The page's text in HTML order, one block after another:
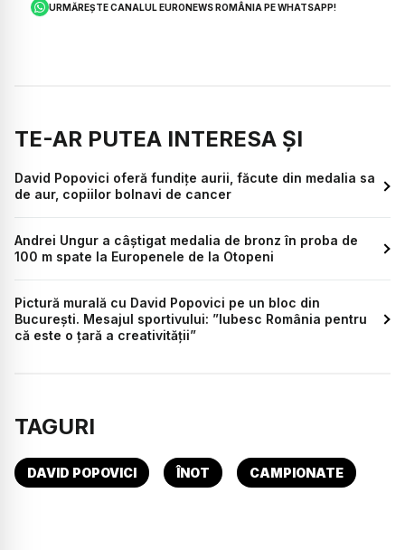
URMĂREȘTE CANALUL EURONEWS ROMÂNIA PE WHATSAPP!
TE-AR PUTEA INTERESA ȘI
David Popovici oferă fundițe aurii, făcute din medalia sa
de aur, copiilor bolnavi de cancer
Andrei Ungur a câştigat medalia de bronz în proba de
100 m spate la Europenele de la Otopeni
Pictură murală cu David Popovici pe un bloc din
București. Mesajul sportivului: ”Iubesc România pentru
că este o țară a creativității”
TAGURI
DAVID POPOVICI ÎNOT CAMPIONATE